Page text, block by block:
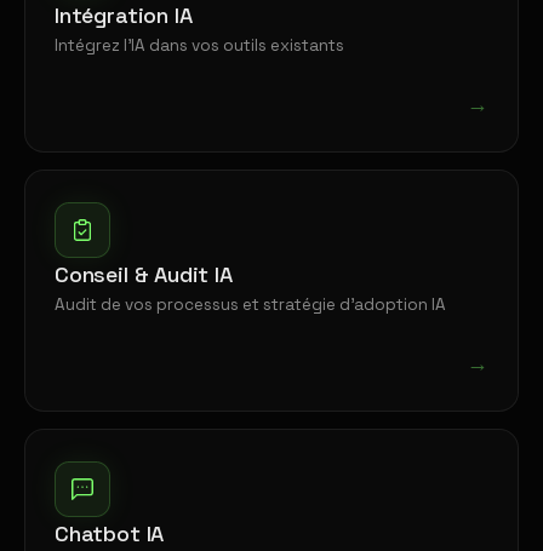
Intégration IA
Intégrez l'IA dans vos outils existants
→
Conseil & Audit IA
Audit de vos processus et stratégie d'adoption IA
→
Chatbot IA